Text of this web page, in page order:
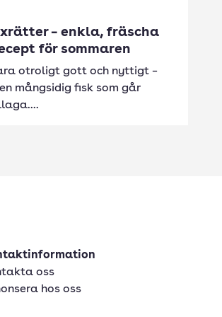
– enkla, fräscha
för sommaren
otroligt gott och nyttigt –
mångsidig fisk som går
oss
hos oss